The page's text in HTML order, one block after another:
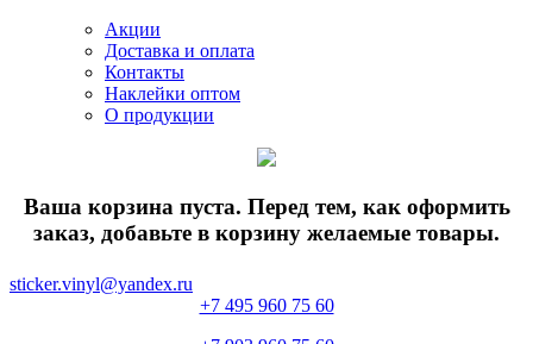
Акции
Доставка и оплата
Контакты
Наклейки оптом
О продукции
Ваша корзина пуста. Перед тем, как оформить
заказ, добавьте в корзину желаемые товары.
sticker.vinyl@yandex.ru
+7 495 960 75 60